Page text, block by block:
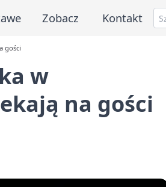
Zobacz Kontakt
gości
w
na gości